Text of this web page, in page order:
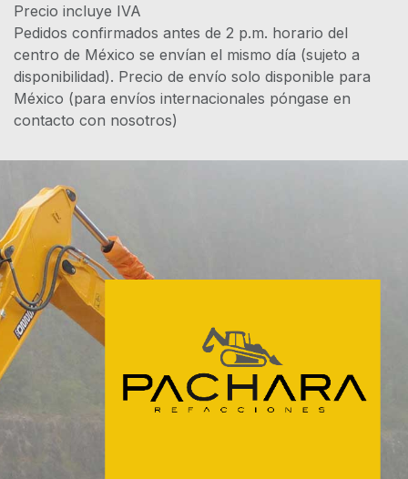
Precio incluye IVA
Pedidos confirmados antes de 2 p.m. horario del
centro de México se envían el mismo día (sujeto a
disponibilidad). Precio de envío solo disponible para
México (para envíos internacionales póngase en
contacto con nosotros)